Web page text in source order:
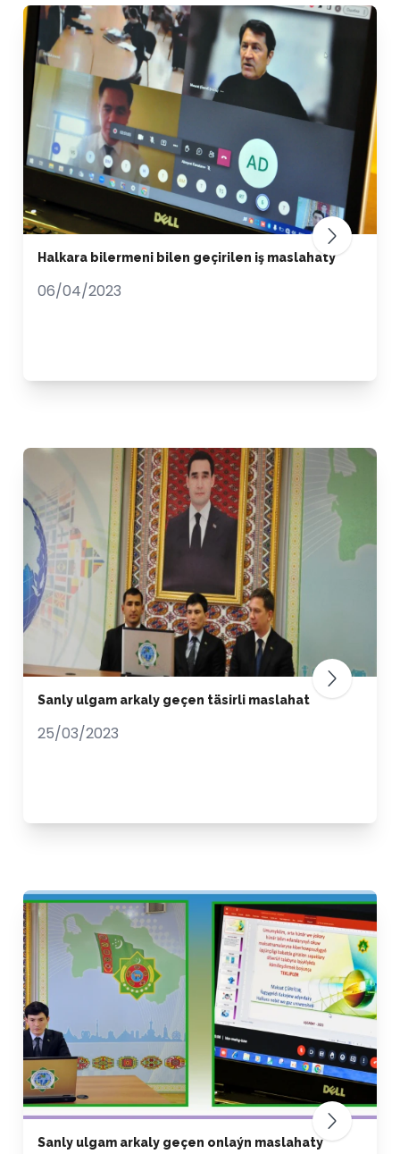
Halkara bilermeni bilen geçirilen iş maslahaty
06/04/2023
Sanly ulgam arkaly geçen täsirli maslahat
25/03/2023
Sanly ulgam arkaly geçen onlaýn maslahaty